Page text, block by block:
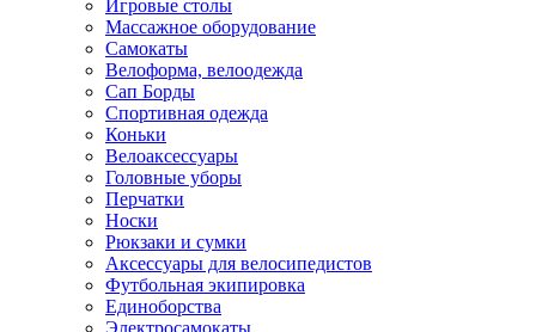
Игровые столы
Массажное оборудование
Самокаты
Велоформа, велоодежда
Сап Борды
Спортивная одежда
Коньки
Велоаксессуары
Головные уборы
Перчатки
Носки
Рюкзаки и сумки
Аксессуары для велосипедистов
Футбольная экипировка
Единоборства
Электросамокаты